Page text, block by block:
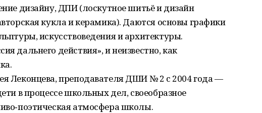
дизайну, ДПИ (лоскутное шитьё и дизайн
кукла и керамика). Даются основы графики
искусствоведения и архитектуры.
дальнего действия», и неизвестно, как
Леконцева, преподавателя ДШИ № 2 с 2004 года —
в процессе школьных дел, своеобразное
атмосфера школы.